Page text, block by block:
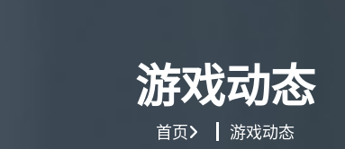
游戏动态
首页 游戏动态